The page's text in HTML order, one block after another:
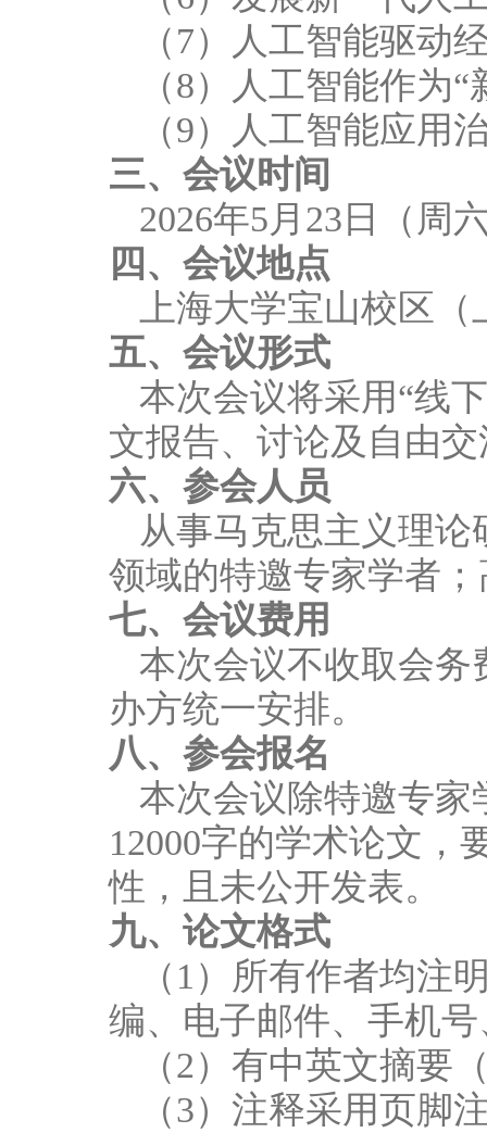
（7）人工智能驱动
（8）人工智能作为“
（9）人工智能应用
三、会议时间
2026年5月 23 日
（周
四、会议地点
上海大学宝山校区
五、会议形式
本次会议将采用“线
文报告、讨论及自由
六、参会人员
从事马克思主义理
领域的特邀专家学者
七、会议费用
本次会议不收取会
办方统一安排。
八、参会报名
本次会议除特邀专
12000字的学术论文，
性，且未公开发表。
九、论文格式
（ 1 ）所有作者均注
编、电子邮件、手机
（2）有中英文摘要
（3）注释采用页脚